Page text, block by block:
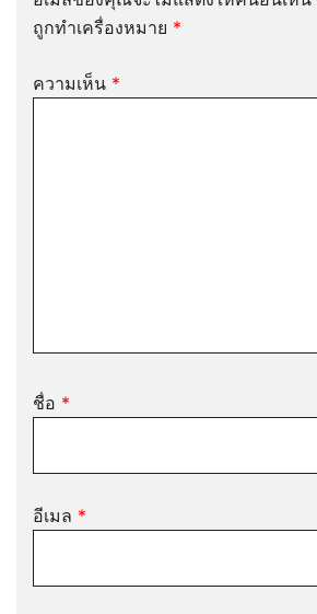
ถูกทำเครื่องหมาย *
ความเห็น *
ชื่อ *
อีเมล *